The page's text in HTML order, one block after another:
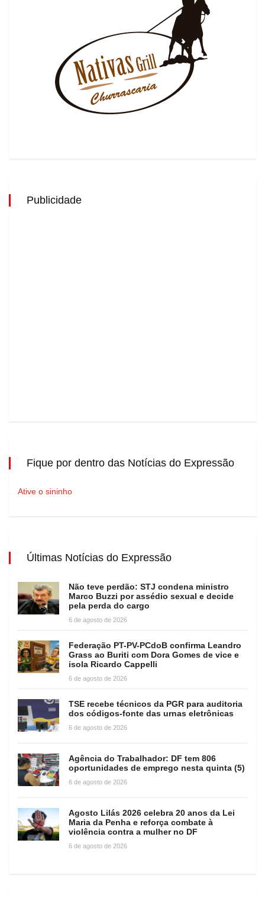
Publicidade
Fique por dentro das Notícias do Expressão
Ative o sininho
Últimas Notícias do Expressão
Não teve perdão: STJ condena ministro
Marco Buzzi por assédio sexual e decide
pela perda do cargo
6 de agosto de 2026
Federação PT-PV-PCdoB confirma Leandro
Grass ao Buriti com Dora Gomes de vice e
isola Ricardo Cappelli
6 de agosto de 2026
TSE recebe técnicos da PGR para auditoria
dos códigos-fonte das urnas eletrônicas
6 de agosto de 2026
Agência do Trabalhador: DF tem 806
oportunidades de emprego nesta quinta (5)
6 de agosto de 2026
Agosto Lilás 2026 celebra 20 anos da Lei
Maria da Penha e reforça combate à
violência contra a mulher no DF
6 de agosto de 2026